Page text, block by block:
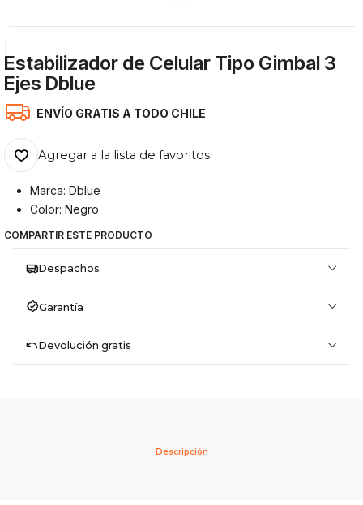
Estabilizador de Celular Tipo Gimbal 3
Ejes Dblue
ENVÍO GRATIS A TODO CHILE
Agregar a la lista de favoritos
Marca: Dblue
Color: Negro
COMPARTIR ESTE PRODUCTO
Despachos
Garantía
Devolución gratis
Descripción